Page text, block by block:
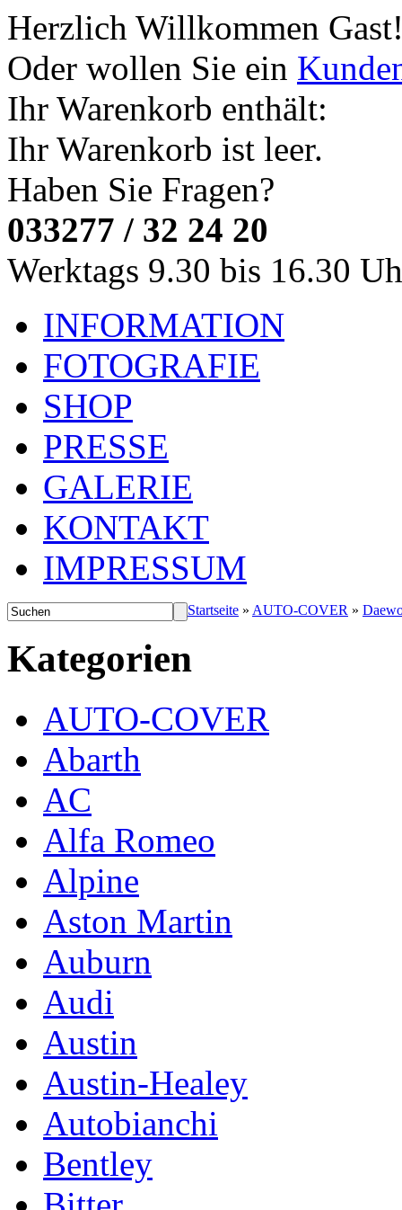
Herzlich Willkommen
Oder wollen Sie ein
Ihr Warenkorb enthält:
Ihr Warenkorb ist leer.
Haben Sie Fragen?
033277 / 32 24 20
Werktags 9.30 bis 16.30
INFORMATION
FOTOGRAFIE
SHOP
PRESSE
GALERIE
KONTAKT
IMPRESSUM
Startseite » AUTO-COVER »
Kategorien
AUTO-COVER
Abarth
AC
Alfa Romeo
Alpine
Aston Martin
Auburn
Audi
Austin
Austin-Healey
Autobianchi
Bentley